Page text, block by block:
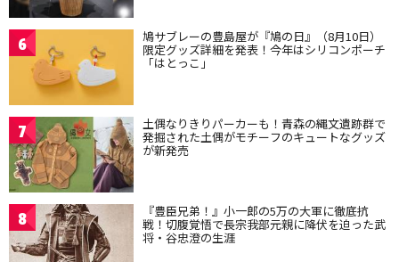
6 鳩サブレーの豊島屋が『鳩の日』（8月10日）
限定グッズ詳細を発表！今年はシリコンポーチ
「はとっこ」
7 土偶なりきりパーカーも！青森の縄文遺跡群で
発掘された土偶がモチーフのキュートなグッズ
が新発売
8 『豊臣兄弟！』小一郎の5万の大軍に徹底抗
戦！切腹覚悟で長宗我部元親に降伏を迫った武
将・谷忠澄の生涯